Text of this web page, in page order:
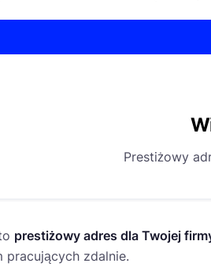
Prestiżowy
prestiżowy adres dla Twojej
zdalnie.